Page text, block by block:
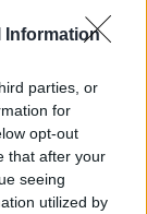
Information
parties, or
for
opt-out
that after your
seeing
utilized by